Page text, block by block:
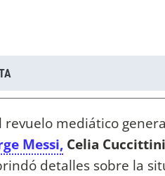
mediático
Messi, Celia
detalles sobre la